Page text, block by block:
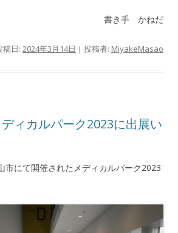
書き手 かねだ
稿日: 2024年3月14日 | 投稿者: MiyakeMasao
ィカルパーク2023に出展い
市にて開催されたメディカルパーク2023